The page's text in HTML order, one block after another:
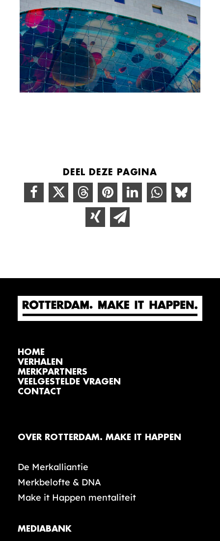
DEEL DEZE PAGINA
HOME
VERHALEN
MERKPARTNERS
VEELGESTELDE VRAGEN
CONTACT
OVER ROTTERDAM. MAKE IT HAPPEN
De Merkalliantie
Merkbelofte & DNA
Make it Happen mentaliteit
MEDIABANK